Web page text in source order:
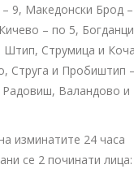
9, Македонски Брод
– по 5,
Штип, Струмица и
Струга и Пробиштип
Радовиш, Валандово и
изминатите 24 часа
се 2 починати